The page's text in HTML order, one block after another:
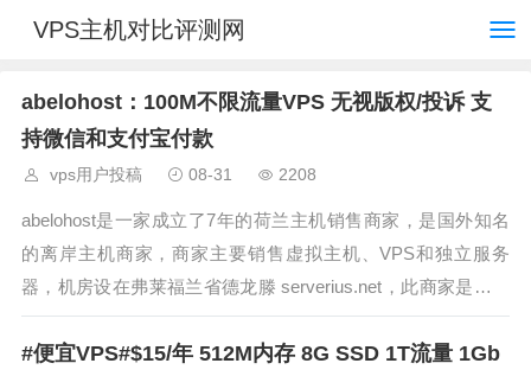
VPS主机对比评测网
abelohost：100M不限流量VPS 无视版权/投诉 支
持微信和支付宝付款
vps用户投稿 08-31 2208
abelohost是一家成立了7年的荷兰主机销售商家，是国外知名
的离岸主机商家，商家主要销售虚拟主机、VPS和独立服务
器，机房设在弗莱福兰省德龙滕 serverius.net，此商家是以抗
投诉为销售特点，可以抗版权投诉，不限制内容，同时不限制
流量，保证100Mbps带宽，VPS采用KVM虚拟架构，商
#便宜VPS#$15/年 512M内存 8G SSD 1T流量 1Gb